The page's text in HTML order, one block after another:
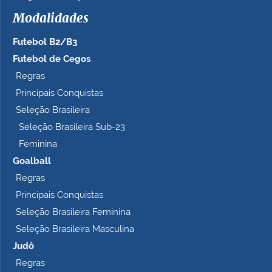
o
o
m
e
t
Modalidades
Futebol B2/B3
Futebol de Cegos
Regras
Principais Conquistas
Seleção Brasileira
Seleção Brasileira Sub-23
Feminina
Goalball
Regras
Principais Conquistas
Seleção Brasileira Feminina
Seleção Brasileira Masculina
Judô
Regras